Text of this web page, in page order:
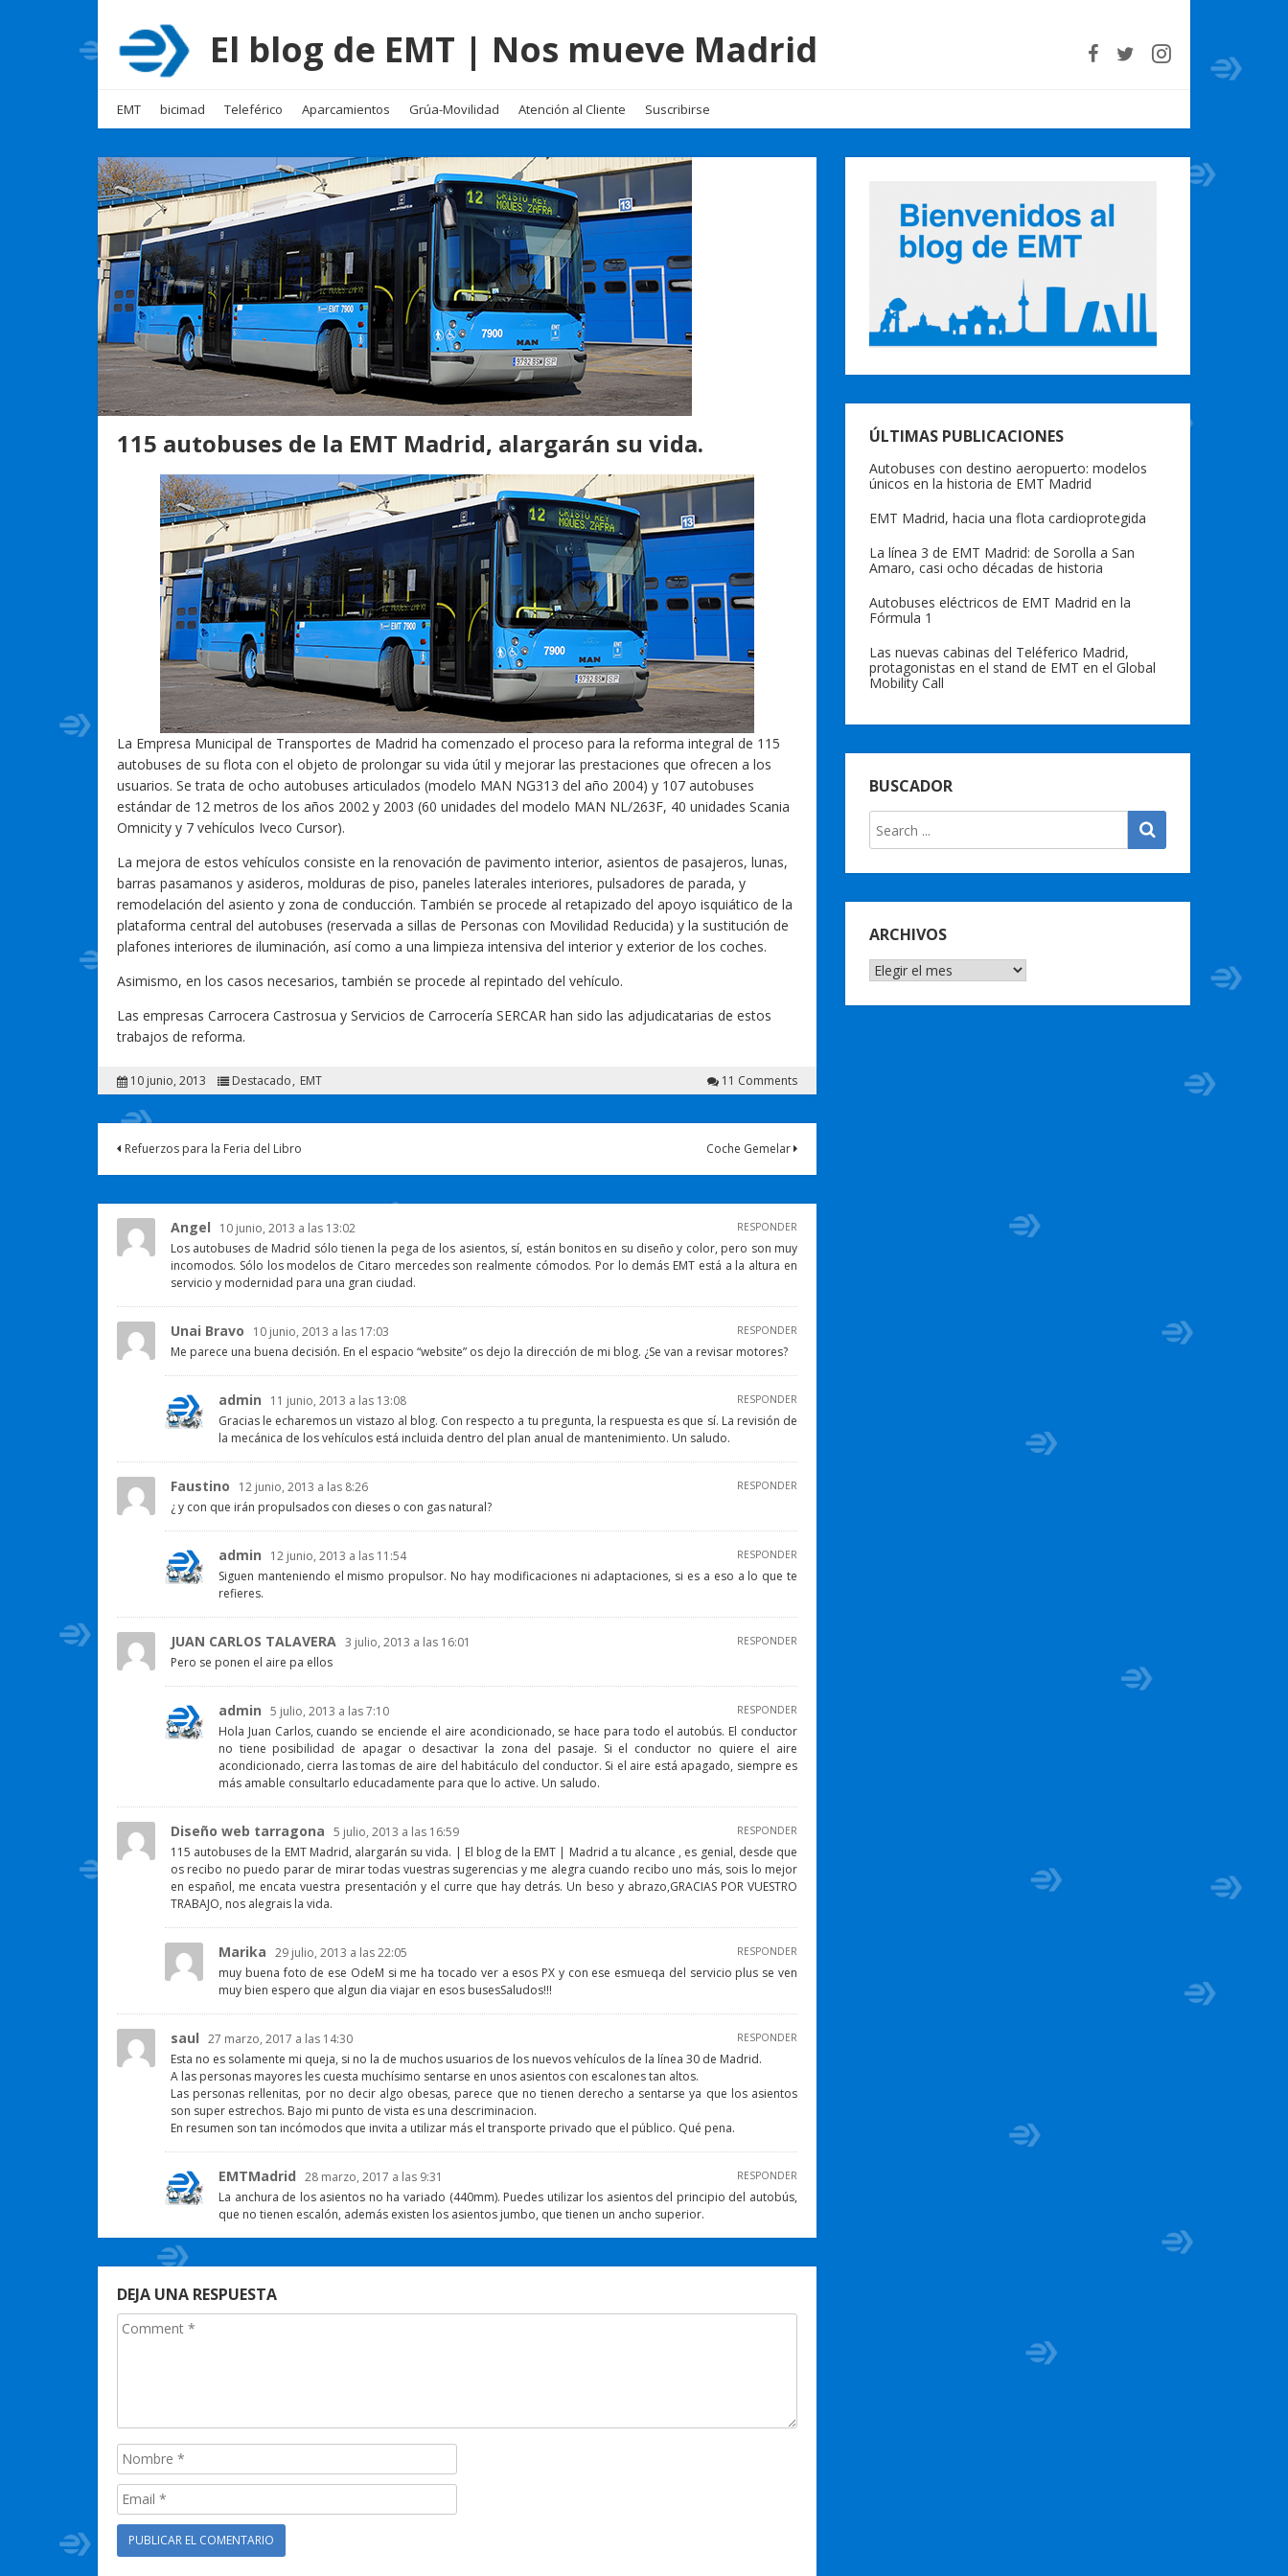
El blog de EMT | Nos mueve Madrid
EMT bicimad Teleférico Aparcamientos Grúa-Movilidad Atención al Cliente Suscribirse
115 autobuses de la EMT Madrid, alargarán su vida.
La Empresa Municipal de Transportes de Madrid ha comenzado el proceso para la reforma integral de 115
autobuses de su flota con el objeto de prolongar su vida útil y mejorar las prestaciones que ofrecen a los
usuarios. Se trata de ocho autobuses articulados (modelo MAN NG313 del año 2004) y 107 autobuses
estándar de 12 metros de los años 2002 y 2003 (60 unidades del modelo MAN NL/263F, 40 unidades Scania
Omnicity y 7 vehículos Iveco Cursor).
La mejora de estos vehículos consiste en la renovación de pavimento interior, asientos de pasajeros, lunas,
barras pasamanos y asideros, molduras de piso, paneles laterales interiores, pulsadores de parada, y
remodelación del asiento y zona de conducción. También se procede al retapizado del apoyo isquiático de la
plataforma central del autobuses (reservada a sillas de Personas con Movilidad Reducida) y la sustitución de
plafones interiores de iluminación, así como a una limpieza intensiva del interior y exterior de los coches.
Asimismo, en los casos necesarios, también se procede al repintado del vehículo.
Las empresas Carrocera Castrosua y Servicios de Carrocería SERCAR han sido las adjudicatarias de estos
trabajos de reforma.
10 junio, 2013 Destacado EMT 11 Comments
Refuerzos para la Feria del Libro Coche Gemelar
Angel 10 junio, 2013 a las 13:02 RESPONDER
Los autobuses de Madrid sólo tienen la pega de los asientos, sí, están bonitos en su diseño y color, pero son muy
incomodos. Sólo los modelos de Citaro mercedes son realmente cómodos. Por lo demás EMT está a la altura en
servicio y modernidad para una gran ciudad.
Unai Bravo 10 junio, 2013 a las 17:03 RESPONDER
Me parece una buena decisión. En el espacio “website” os dejo la dirección de mi blog. ¿Se van a revisar motores?
admin 11 junio, 2013 a las 13:08 RESPONDER
Gracias le echaremos un vistazo al blog. Con respecto a tu pregunta, la respuesta es que sí. La revisión de
la mecánica de los vehículos está incluida dentro del plan anual de mantenimiento. Un saludo.
Faustino 12 junio, 2013 a las 8:26 RESPONDER
¿ y con que irán propulsados con dieses o con gas natural?
admin 12 junio, 2013 a las 11:54 RESPONDER
Siguen manteniendo el mismo propulsor. No hay modificaciones ni adaptaciones, si es a eso a lo que te
refieres.
JUAN CARLOS TALAVERA 3 julio, 2013 a las 16:01 RESPONDER
Pero se ponen el aire pa ellos
admin 5 julio, 2013 a las 7:10 RESPONDER
Hola Juan Carlos, cuando se enciende el aire acondicionado, se hace para todo el autobús. El conductor
no tiene posibilidad de apagar o desactivar la zona del pasaje. Si el conductor no quiere el aire
acondicionado, cierra las tomas de aire del habitáculo del conductor. Si el aire está apagado, siempre es
más amable consultarlo educadamente para que lo active. Un saludo.
Diseño web tarragona 5 julio, 2013 a las 16:59 RESPONDER
115 autobuses de la EMT Madrid, alargarán su vida. | El blog de la EMT | Madrid a tu alcance , es genial, desde que
os recibo no puedo parar de mirar todas vuestras sugerencias y me alegra cuando recibo uno más, sois lo mejor
en español, me encata vuestra presentación y el curre que hay detrás. Un beso y abrazo,GRACIAS POR VUESTRO
TRABAJO, nos alegrais la vida.
Marika 29 julio, 2013 a las 22:05 RESPONDER
muy buena foto de ese OdeM si me ha tocado ver a esos PX y con ese esmueqa del servicio plus se ven
muy bien espero que algun dia viajar en esos busesSaludos!!!
saul 27 marzo, 2017 a las 14:30 RESPONDER
Esta no es solamente mi queja, si no la de muchos usuarios de los nuevos vehículos de la línea 30 de Madrid.
A las personas mayores les cuesta muchísimo sentarse en unos asientos con escalones tan altos.
Las personas rellenitas, por no decir algo obesas, parece que no tienen derecho a sentarse ya que los asientos
son super estrechos. Bajo mi punto de vista es una descriminacion.
En resumen son tan incómodos que invita a utilizar más el transporte privado que el público. Qué pena.
EMTMadrid 28 marzo, 2017 a las 9:31 RESPONDER
La anchura de los asientos no ha variado (440mm). Puedes utilizar los asientos del principio del autobús,
que no tienen escalón, además existen los asientos jumbo, que tienen un ancho superior.
DEJA UNA RESPUESTA
ÚLTIMAS PUBLICACIONES
Autobuses con destino aeropuerto: modelos
únicos en la historia de EMT Madrid
EMT Madrid, hacia una flota cardioprotegida
La línea 3 de EMT Madrid: de Sorolla a San
Amaro, casi ocho décadas de historia
Autobuses eléctricos de EMT Madrid en la
Fórmula 1
Las nuevas cabinas del Teléferico Madrid,
protagonistas en el stand de EMT en el Global
Mobility Call
BUSCADOR
ARCHIVOS
ARCHIVOS